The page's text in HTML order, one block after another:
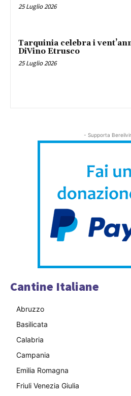
25 Luglio 2026
Tarquinia celebra i
DiVino Etrusco
25 Luglio 2026
- Supporta
Cantine Italiane
Abruzzo
Basilicata
Calabria
Campania
Emilia Romagna
Friuli Venezia Giulia